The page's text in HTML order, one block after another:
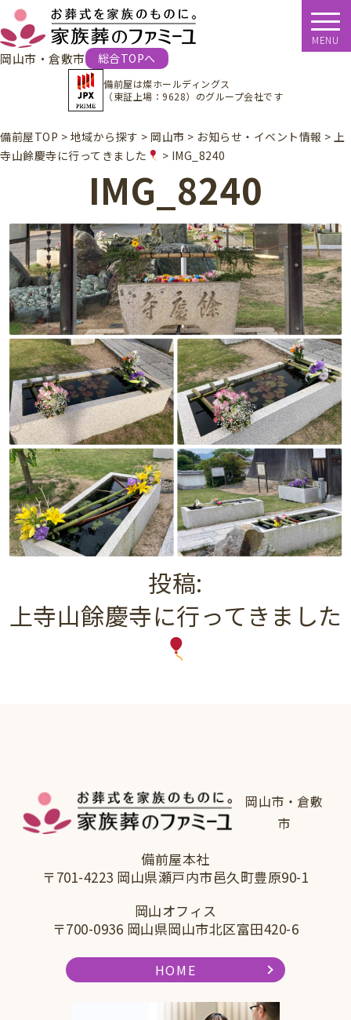
総合TOPへ
岡山市・倉敷市
備前屋は燦ホールディングス
（東証上場：9628） のグループ会社です
MENU
備前屋TOP > 地域から探す > 岡山市 > お知らせ・イベント情報 > 上
寺山餘慶寺に行ってきました
> IMG_8240
IMG_8240
投稿:
上寺山餘慶寺に行ってきました
岡山市・倉敷
市
備前屋本社
〒701-4223 岡山県瀬戸内市邑久町豊原90-1
岡山オフィス
〒700-0936 岡山県岡山市北区富田420-6
HOME